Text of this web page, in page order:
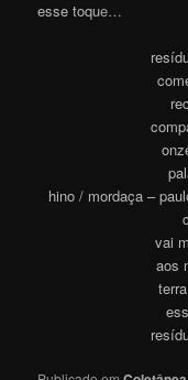
esse toque…
hino / mordaça –
vai
aos